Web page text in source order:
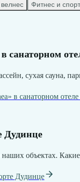
Фитнес и спорт
санаторном
cухая сауна,
в санаторном
Дудинце
объектах.
Дудинце